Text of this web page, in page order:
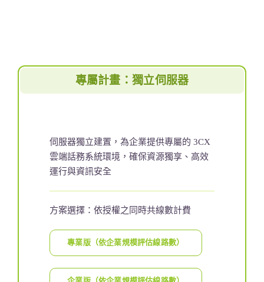
專屬計畫：獨立伺服器
伺服器獨立建置，為企業提供專屬的 3CX
雲端話務系統環境，確保資源獨享、高效
運行與資訊安全
方案選擇：依授權之同時共線數計費
專業版（依企業規模評估線路數）